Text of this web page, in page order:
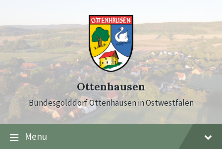
content
main
navigation
footer
Ottenhausen
Bundesgolddorf Ottenhausen in Ostwestfalen
Menu